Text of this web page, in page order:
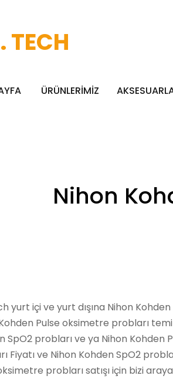
TECH
ÜRÜNLERİMİZ
Nihon
yurt içi ve yurt dışına Nihon
Pulse oksimetre probları
SpO2 probları ve ya Nihon Kohden
Fiyatı ve Nihon Kohden SpO2
probları satışı için bizi